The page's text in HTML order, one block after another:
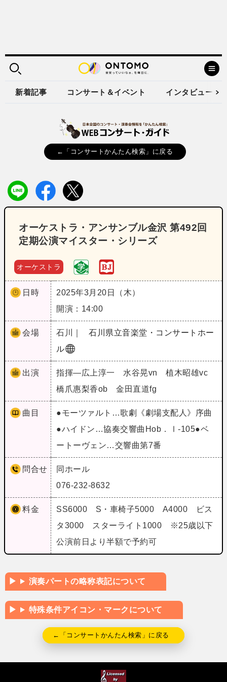
新着記事 コンサート＆イベント インタビュー
←「コンサートかんたん検索」に戻る
オーケストラ・アンサンブル金沢 第492回
定期公演マイスター・シリーズ
オーケストラ
日時
2025年3月20日（木）
開演：14:00
会場 石川｜
石川県立音楽堂・コンサートホー
ル
出演
指揮―広上淳一 水谷晃vn 植木昭雄vc
橋爪惠梨香ob 金田直道fg
曲目
●モーツァルト…歌劇《劇場支配人》序曲
●ハイドン…協奏交響曲Hob．Ⅰ‐105●ベ
ートーヴェン…交響曲第7番
問合せ
同ホール
076-232-8632
料金
SS6000 S・車椅子5000 A4000 ビス
タ3000 スターライト1000 ※25歳以下
公演前日より半額で予約可
演奏パートの略称表記について
特殊条件アイコン・マークについて
←「コンサートかんたん検索」に戻る